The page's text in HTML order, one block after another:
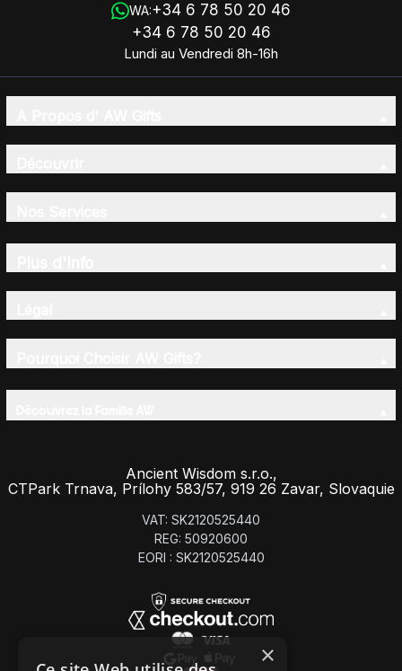
WA:+34 6 78 50 20 46
+34 6 78 50 20 46
Lundi au Vendredi 8h-16h
Ancient Wisdom s.r.o.,
CTPark Trnava, Prílohy 583/57, 919 26 Zavar, Slovaquie
VAT: SK2120525440
REG: 50920600
EORI : SK2120525440
×